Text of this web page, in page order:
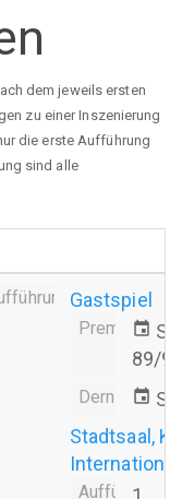
dem jeweils ersten
zu einer Inszenierung
die erste Aufführung
sind alle
Gastspiel
Premiere
event
89/
Derniere
event
Stadtsaal,